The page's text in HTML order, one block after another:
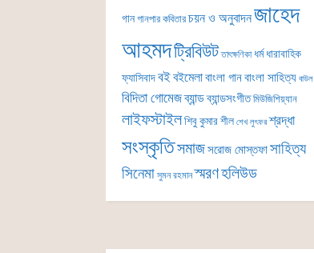
গান গানপার কবিতার চয়ন ও অনুবাদনজাহেদ
আহমদট্রিবিউট তাৎক্ষণিকা ধর্ম ধারাবাহিক
ফ্যাসিবাদবইবইমেলাবাংলা গানবাংলা সাহিত্য বাউল
বিদিতা গোমেজব্যান্ডব্যান্ডসংগীত মিউজিশিয়্যান
লাইফস্টাইলশিবু কুমার শীল শেখ লুৎফর শ্রদ্ধা
সংস্কৃতিসমাজসরোজ মোস্তফাসাহিত্য
সিনেমা সুমন রহমান স্মরণহলিউড